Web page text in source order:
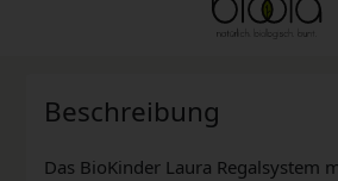
Beschreibung
Das BioKinder Laura Regalsystem